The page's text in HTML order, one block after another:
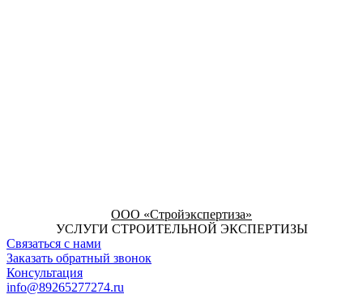
ООО «Стройэкспертиза»
УСЛУГИ СТРОИТЕЛЬНОЙ ЭКСПЕРТИЗЫ
Связаться с нами
Заказать обратный звонок
Консультация
info@89265277274.ru